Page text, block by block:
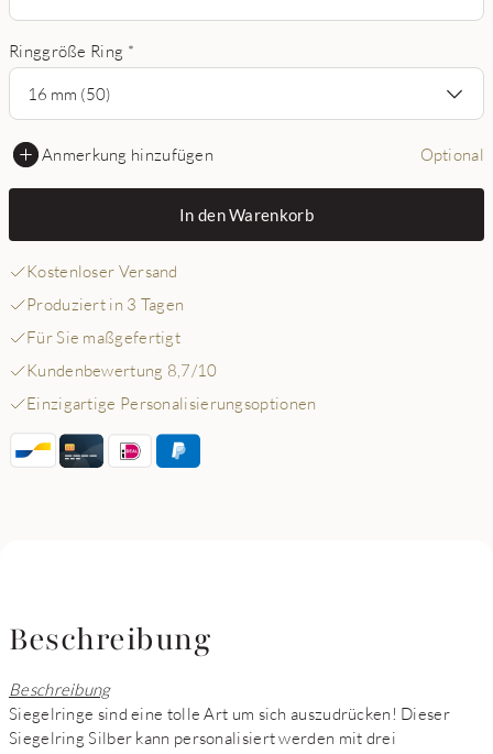
Ringgröße Ring *
16 mm (50)
Anmerkung hinzufügen Optional
In den Warenkorb
Kostenloser Versand
Produziert in 3 Tagen
Für Sie maßgefertigt
Kundenbewertung 8,7/10
Einzigartige Personalisierungsoptionen
Beschreibung
Beschreibung
Siegelringe sind eine tolle Art um sich auszudrücken! Dieser
Siegelring Silber kann personalisiert werden mit drei